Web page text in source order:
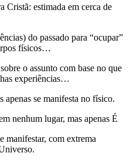
Cristã: estimada em cerca de
do passado para “ocupar”
físicos…
o assunto com base no que
experiências…
apenas se manifesta no físico.
nenhum lugar, mas apenas É
manifestar, com extrema